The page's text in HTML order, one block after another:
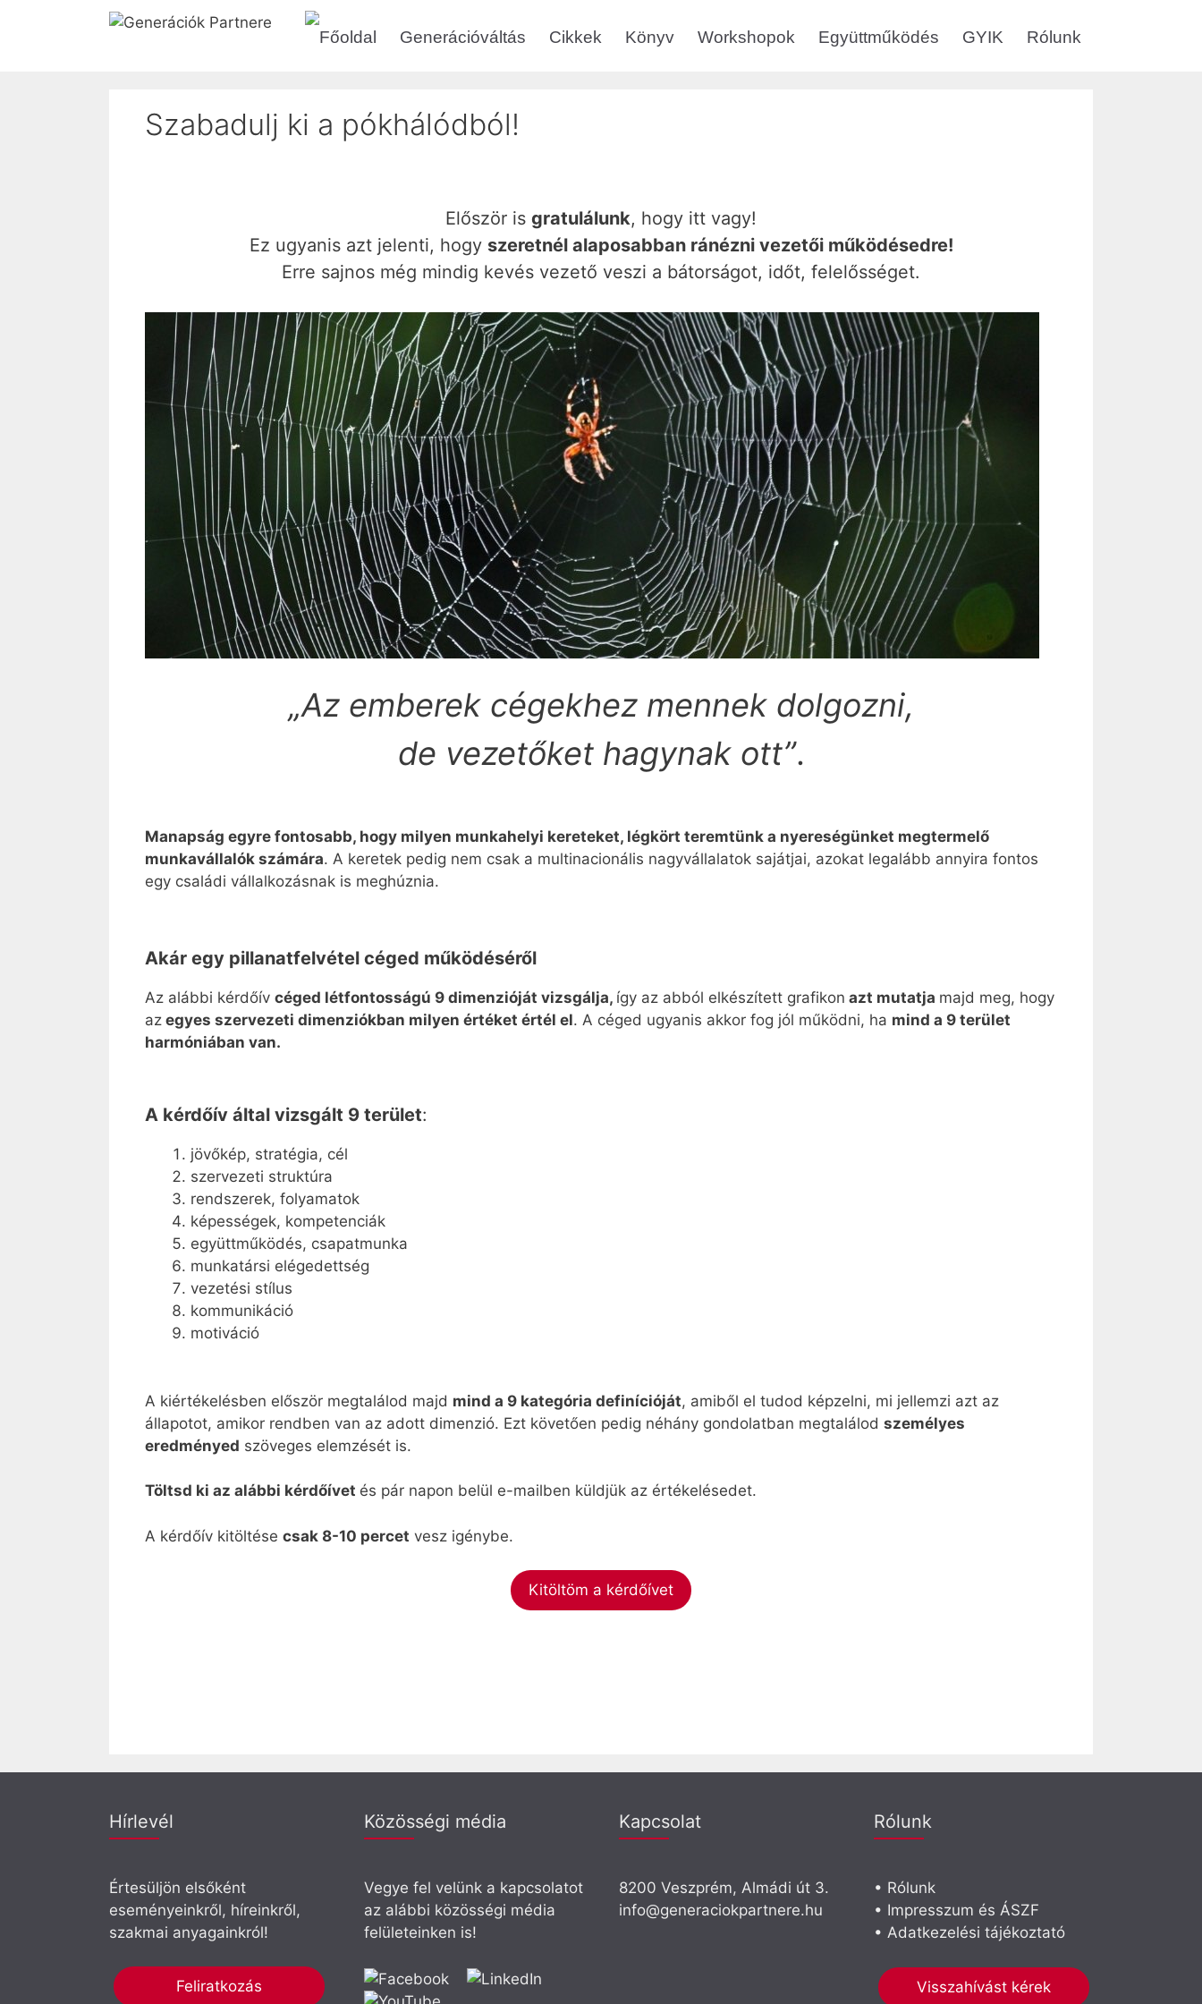
Generációváltás Cikkek Könyv Workshopok Együttműködés GYIK Rólunk
Szabadulj ki a pókhálódból!
Először is gratulálunk, hogy itt vagy!
Ez ugyanis azt jelenti, hogy szeretnél alaposabban ránézni vezetői működésedre!
Erre sajnos még mindig kevés vezető veszi a bátorságot, időt, felelősséget.
„Az emberek cégekhez mennek dolgozni,
de vezetőket hagynak ott”.
Manapság egyre fontosabb, hogy milyen munkahelyi kereteket, légkört teremtünk a nyereségünket megtermelő
munkavállalók számára. A keretek pedig nem csak a multinacionális nagyvállalatok sajátjai, azokat legalább annyira fontos
egy családi vállalkozásnak is meghúznia.
Akár egy pillanatfelvétel céged működéséről
Az alábbi kérdőív céged létfontosságú 9 dimenzióját vizsgálja, így az abból elkészített grafikon azt mutatja majd meg, hogy
az egyes szervezeti dimenziókban milyen értéket értél el. A céged ugyanis akkor fog jól működni, ha mind a 9 terület
harmóniában van.
A kérdőív által vizsgált 9 terület:
jövőkép, stratégia, cél
szervezeti struktúra
rendszerek, folyamatok
képességek, kompetenciák
együttműködés, csapatmunka
munkatársi elégedettség
vezetési stílus
kommunikáció
motiváció
A kiértékelésben először megtalálod majd mind a 9 kategória definícióját, amiből el tudod képzelni, mi jellemzi azt az
állapotot, amikor rendben van az adott dimenzió. Ezt követően pedig néhány gondolatban megtalálod személyes
eredményed szöveges elemzését is.
Töltsd ki az alábbi kérdőívet és pár napon belül e-mailben küldjük az értékelésedet.
A kérdőív kitöltése csak 8-10 percet vesz igénybe.
Kitöltöm a kérdőívet
Hírlevél
Értesüljön elsőként
eseményeinkről, híreinkről,
szakmai anyagainkról!
Feliratkozás
Közösségi média
Vegye fel velünk a kapcsolatot
az alábbi közösségi média
felületeinken is!
Kapcsolat
8200 Veszprém, Almádi út 3.
info@generaciokpartnere.hu
Rólunk
• Rólunk
• Impresszum és ÁSZF
• Adatkezelési tájékoztató
Visszahívást kérek